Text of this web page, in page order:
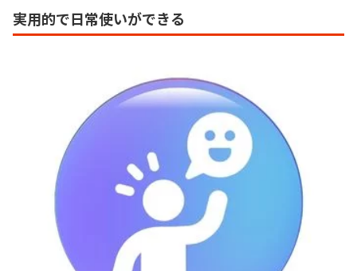
実用的で日常使いができる